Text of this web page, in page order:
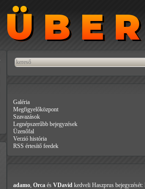
Galéria
Megfigyelőközpont
Szavazások
Legnépszerűbb bejegyzések
Üzenőfal
Verzió história
RSS értesítő feedek
adamo, Orca és VDavid kedveli Haszprus